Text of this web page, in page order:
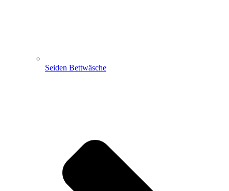
Seiden Bettwäsche